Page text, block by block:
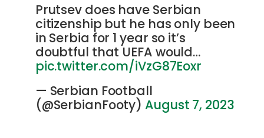
Prutsev does have Serbian
citizenship but he has only been
in Serbia for 1 year so it’s
doubtful that UEFA would…
pic.twitter.com/iVzG87Eoxr
— Serbian Football
(@SerbianFooty)August 7, 2023